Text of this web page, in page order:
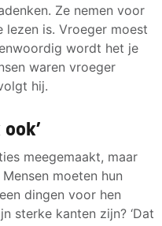
Ze nemen voor
is. Vroeger moest
wordt het je
waren vroeger
hij.
meegemaakt, maar
moeten hun
dingen voor hen
sterke kanten zijn? ‘Dat